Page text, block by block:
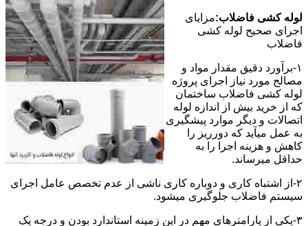
لوله کشی فاضلاب:مزایای
اجرای صحیح لوله کشی
فاضلاب
۱-برآورد دقیق مقدار مواد و
مصالح مورد نیاز اجرای پروژه
لوله کشی فاضلاب ساختمان
که از خرید بیش از اندازه لوله
اتصالات و دیگر موارد پیشگیری
به عمل میآید که دورریز را
کاهش و هزینه اجرا را به
حداقل میرساند.
۲-از اشتباه کاری و دوباره کاری ناشی از عدم تخصص عامل اجرای
سیستم فاضلاب جلوگیری میشود.
۳-یکی از پارامترهای مهم در این زمینه استاندارد بودن و درجه یک